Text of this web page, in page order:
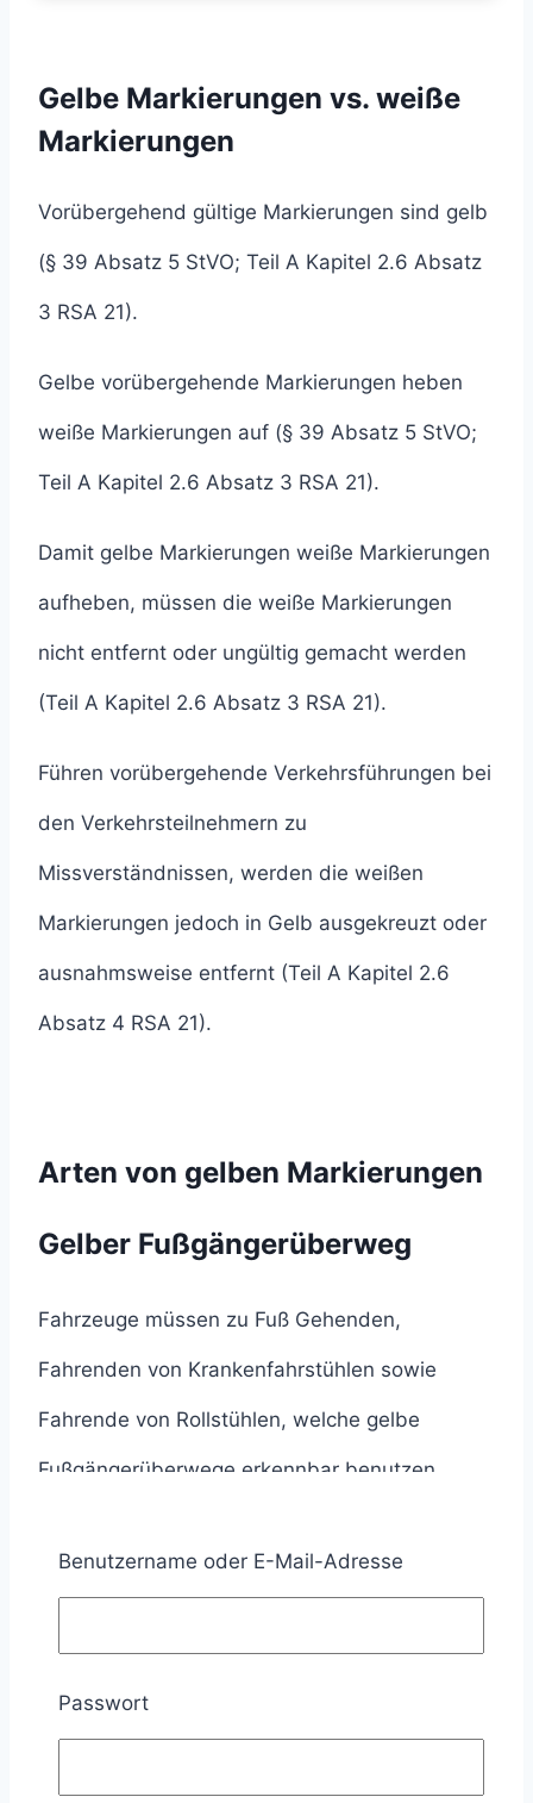
Gelbe Markierungen vs. weiße
Markierungen
Vorübergehend gültige Markierungen sind gelb
(§ 39 Absatz 5 StVO; Teil A Kapitel 2.6 Absatz
3 RSA 21).
Gelbe vorübergehende Markierungen heben
weiße Markierungen auf (§ 39 Absatz 5 StVO;
Teil A Kapitel 2.6 Absatz 3 RSA 21).
Damit gelbe Markierungen weiße Markierungen
aufheben, müssen die weiße Markierungen
nicht entfernt oder ungültig gemacht werden
(Teil A Kapitel 2.6 Absatz 3 RSA 21).
Führen vorübergehende Verkehrsführungen bei
den Verkehrsteilnehmern zu
Missverständnissen, werden die weißen
Markierungen jedoch in Gelb ausgekreuzt oder
ausnahmsweise entfernt (Teil A Kapitel 2.6
Absatz 4 RSA 21).
Arten von gelben Markierungen
Gelber Fußgängerüberweg
Fahrzeuge müssen zu Fuß Gehenden,
Fahrenden von Krankenfahrstühlen sowie
Fahrende von Rollstühlen, welche gelbe
Fußgängerüberwege erkennbar benutzen
ermöglichen (§ 39 Absatz 5 StVO; Teil A Kapitel
Benutzername oder E-Mail-Adresse
Passwort